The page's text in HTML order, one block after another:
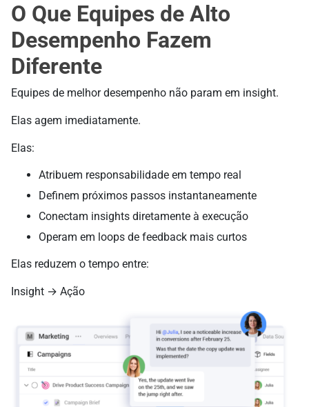
O Que Equipes de Alto
Desempenho Fazem
Diferente
Equipes de melhor desempenho não param em insight.
Elas agem imediatamente.
Elas:
Atribuem responsabilidade em tempo real
Definem próximos passos instantaneamente
Conectam insights diretamente à execução
Operam em loops de feedback mais curtos
Elas reduzem o tempo entre:
Insight → Ação